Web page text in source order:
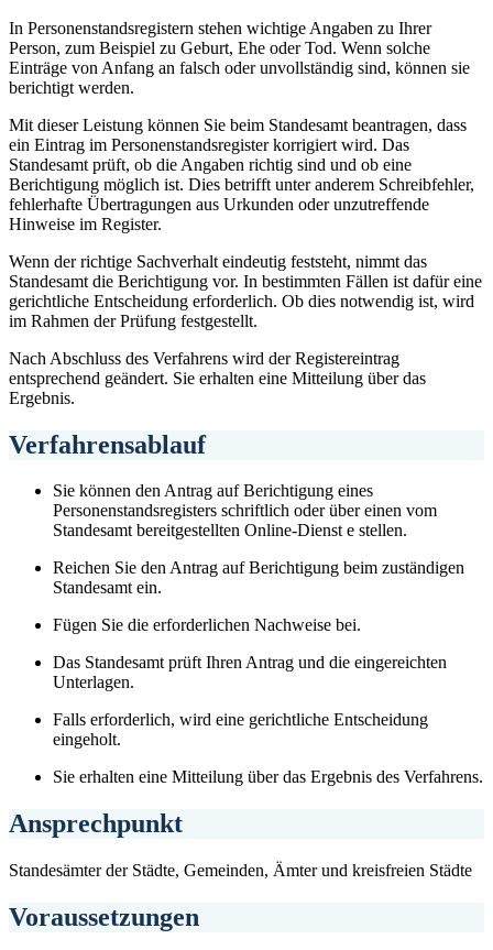
In Personenstandsregistern stehen wichtige Angaben zu Ihrer
Person, zum Beispiel zu Geburt, Ehe oder Tod. Wenn solche
Einträge von Anfang an falsch oder unvollständig sind, können sie
berichtigt werden.
Mit dieser Leistung können Sie beim Standesamt beantragen, dass
ein Eintrag im Personenstandsregister korrigiert wird. Das
Standesamt prüft, ob die Angaben richtig sind und ob eine
Berichtigung möglich ist. Dies betrifft unter anderem Schreibfehler,
fehlerhafte Übertragungen aus Urkunden oder unzutreffende
Hinweise im Register.
Wenn der richtige Sachverhalt eindeutig feststeht, nimmt das
Standesamt die Berichtigung vor. In bestimmten Fällen ist dafür eine
gerichtliche Entscheidung erforderlich. Ob dies notwendig ist, wird
im Rahmen der Prüfung festgestellt.
Nach Abschluss des Verfahrens wird der Registereintrag
entsprechend geändert. Sie erhalten eine Mitteilung über das
Ergebnis.
Verfahrensablauf
Sie können den Antrag auf Berichtigung eines
Personenstandsregisters schriftlich oder über einen vom
Standesamt bereitgestellten Online-Dienst e stellen.
Reichen Sie den Antrag auf Berichtigung beim zuständigen
Standesamt ein.
Fügen Sie die erforderlichen Nachweise bei.
Das Standesamt prüft Ihren Antrag und die eingereichten
Unterlagen.
Falls erforderlich, wird eine gerichtliche Entscheidung
eingeholt.
Sie erhalten eine Mitteilung über das Ergebnis des Verfahrens.
Ansprechpunkt
Standesämter der Städte, Gemeinden, Ämter und kreisfreien Städte
Voraussetzungen